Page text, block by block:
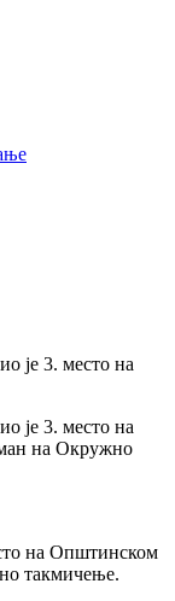
је 3. место на
је 3. место на
на Окружно
на Општинском
такмичење.